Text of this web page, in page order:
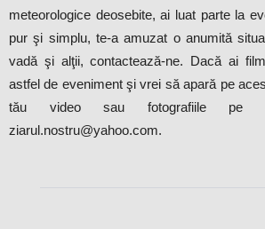
meteorologice deosebite, ai luat parte la
pur şi simplu, te-a amuzat o anumită
vadă şi alţii, contactează-ne. Dacă ai
astfel de eveniment şi vrei să apară pe
tău video sau fotografiile pe
ziarul.nostru@yahoo.com.